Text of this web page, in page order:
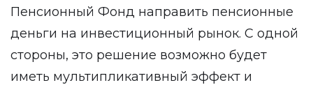
Пенсионный Фонд направить пенсионные
деньги на инвестиционный рынок. С одной
стороны, это решение возможно будет
иметь мультипликативный эффект и